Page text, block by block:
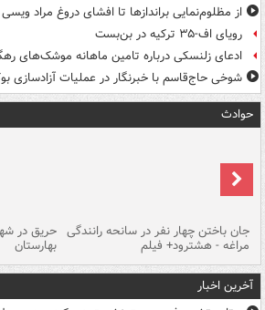
از مظلوم‌نمایی براندازها تا افشای دروغ مراد ویسی
رویای اف-۳۵ ترکیه در بن‌بست
ادعای زلنسکی درباره تامین ماهانه موشک‌های
شوخی حاج‌قاسم با خبرنگار در عملیات آزادسازی
حوادث
جان باختن چهار نفر در سانحه رانندگی
مراغه - هشترود+ فیلم
حریق در
بهارستان
آخرین اخبار